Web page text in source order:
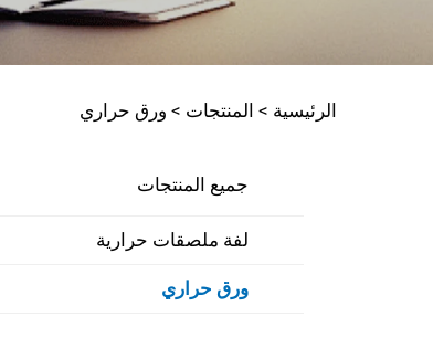
الرئيسية > المنتجات > ورق حراري
جميع المنتجات
لفة ملصقات حرارية
ورق حراري